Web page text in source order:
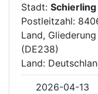
Stadt: Schierling
Postleitzahl:
Land,
(DE238)
Land:
2026-04-13